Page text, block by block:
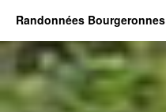
Randonnées Bourgeronnes